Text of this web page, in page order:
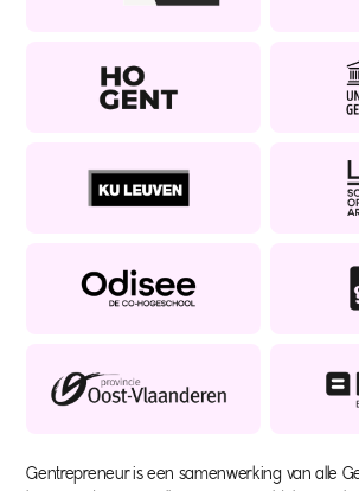
Gentrepreneur is een samenwerking van alle